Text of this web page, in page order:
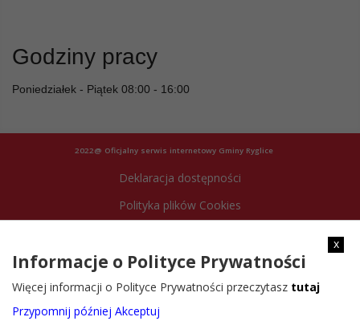
Godziny pracy
Poniedziałek - Piątek 08:00 - 16:00
2022@ Oficjalny serwis internetowy Gminy Ryglice
Deklaracja dostępności
Polityka plików Cookies
x
Informacje o Polityce Prywatności
Więcej informacji o Polityce Prywatności przeczytasz tutaj
Przypomnij później Akceptuj